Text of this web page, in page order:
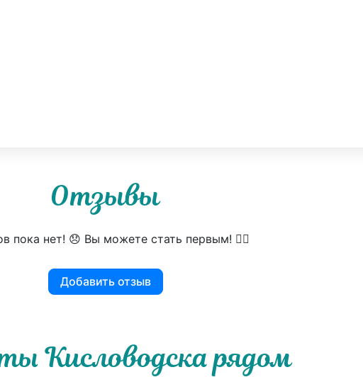
Отзывы
пока нет! 😞 Вы можете стать первым! 👍🏻
Добавить отзыв
Кисловодска рядом